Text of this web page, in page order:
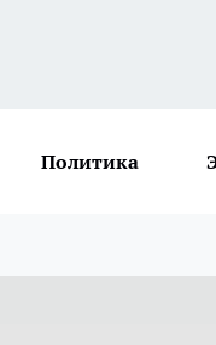
Политика